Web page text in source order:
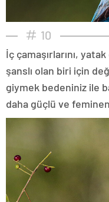
10
İç çamaşırlarını,
şanslı olan biri için
giymek bedeniniz ile
daha güçlü ve